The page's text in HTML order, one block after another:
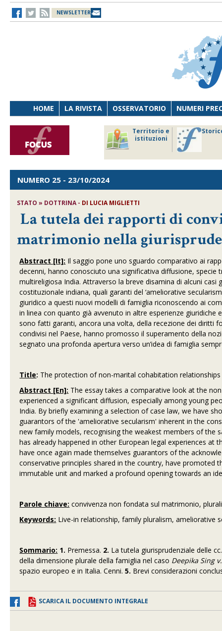
NEWSLETTER
HOME LA RIVISTA OSSERVATORIO NUMERI
Territorio e
istituzioni
NUMERO 25 - 23/10/2024
STATO » DOTTRINA - DI LUCIA MIGLIETTI
La tutela dei rapporti di
matrimonio nella
Abstract [It]: Il saggio pone uno sguardo comparativo ai
decenni, hanno conosciuto una significativa diffusione,
multireligiosa India. Attraverso la breve disamina di alcuni
costituzionale indiana, quali garanti del ‘ameliorative
giuridico a questi nuovi modelli di famiglia riconoscendo ai
in linea con quanto già avvenuto in altre esperienze
sono fatti garanti, ancora una volta, della recezione dei diritti
condivisi nel Paese, hanno promosso il superamento della
segnato una profonda apertura verso un’idea di famiglia
Title: The protection of non-marital cohabitation
Abstract [En]: The essay takes a comparative look at the
experienced a significant diffusion, especially among young
India. By briefly examining a selection of case law, we have
guarantors of the 'ameliorative secularism' inherent in the
new family models, recognising the weakest members of the
has already happened in other European legal experiences
have once again made themselves guarantors of the
conservative principles shared in the country, have
immutable unit and marked a profound opening towards an
Parole chiave: convivenza non fondata sul matrimonio,
Keywords: Live-in relationship, family pluralism, ameliorative
Sommario: 1. Premessa. 2. La tutela giurisprudenziale delle
della dimensione plurale della famiglia nel caso Deepika Sing
spazio europeo e in Italia. Cenni.5. Brevi considerazioni
SCARICA IL DOCUMENTO INTEGRALE